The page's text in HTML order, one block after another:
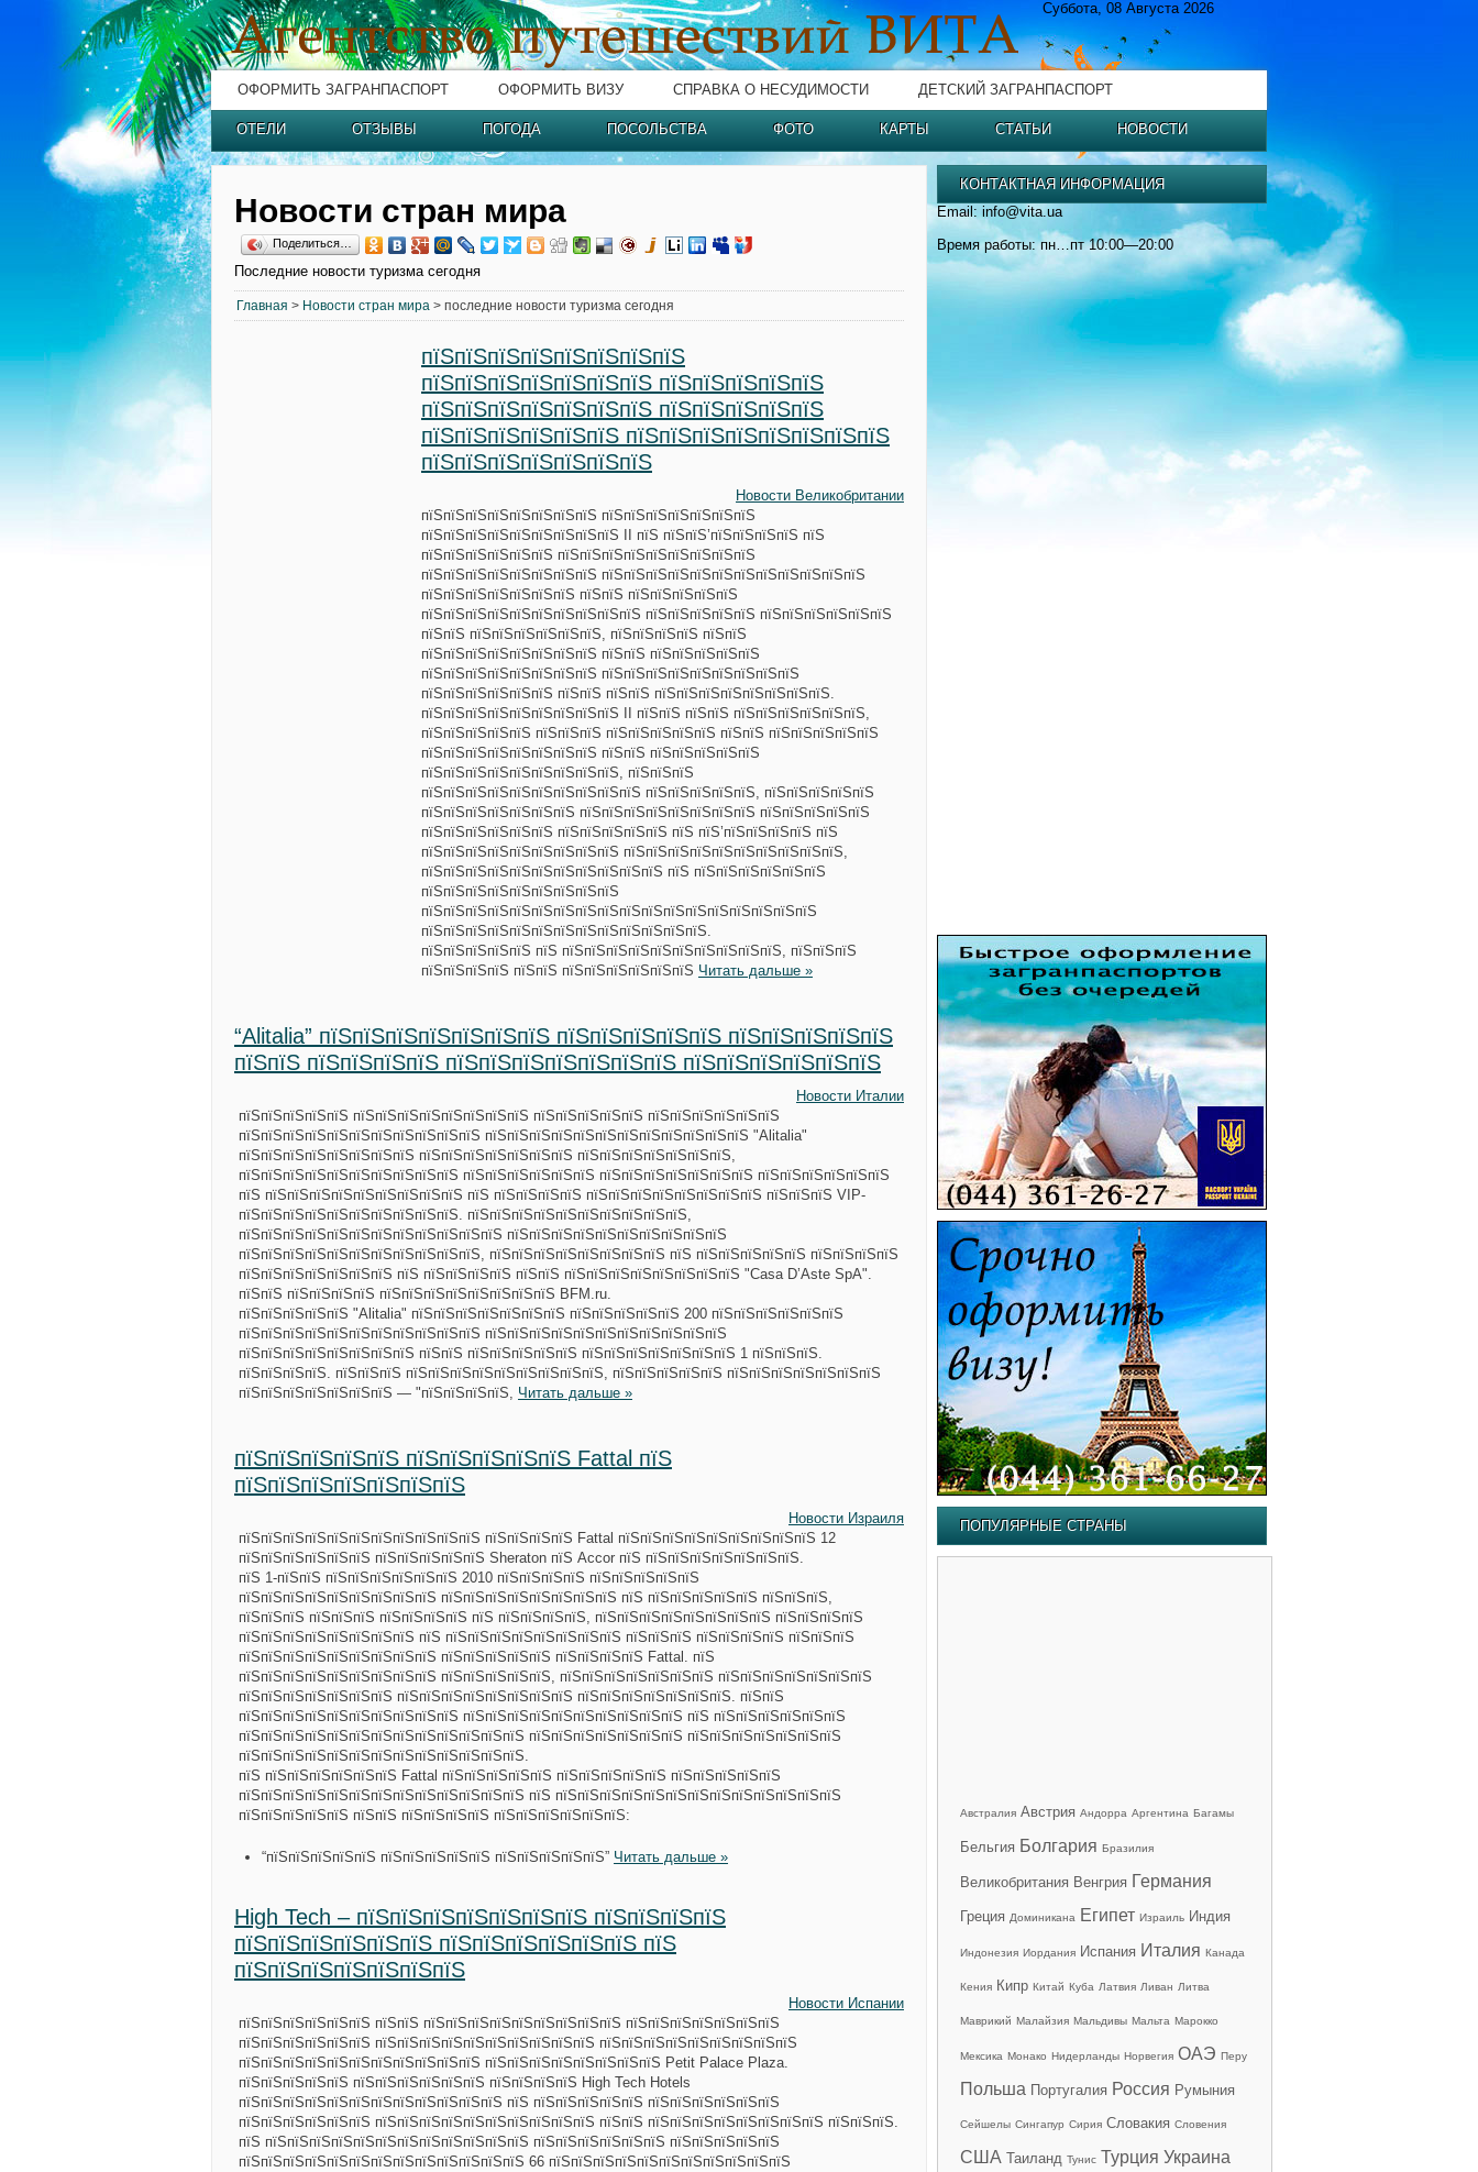
Суббота, 08 Августа 2026
ОФОРМИТЬ ЗАГРАНПАСПОРТ ОФОРМИТЬ ВИЗУ СПРАВКА О НЕСУДИМОСТИ ДЕТСКИЙ ЗАГРАНПАСПОРТ
ОТЕЛИ ОТЗЫВЫ ПОГОДА ПОСОЛЬСТВА ФОТО КАРТЫ СТАТЬИ НОВОСТИ
Новости стран мира
Поделиться…
Последние новости туризма сегодня
Главная > Новости стран мира > последние новости туризма сегодня
пїЅпїЅпїЅпїЅпїЅпїЅпїЅпїЅ
пїЅпїЅпїЅпїЅпїЅпїЅпїЅ пїЅпїЅпїЅпїЅпїЅ
пїЅпїЅпїЅпїЅпїЅпїЅпїЅ пїЅпїЅпїЅпїЅпїЅ
пїЅпїЅпїЅпїЅпїЅпїЅ пїЅпїЅпїЅпїЅпїЅпїЅпїЅпїЅ
пїЅпїЅпїЅпїЅпїЅпїЅпїЅ
Новости Великобритании
пїЅпїЅпїЅпїЅпїЅпїЅпїЅпїЅ пїЅпїЅпїЅпїЅпїЅпїЅпїЅ
пїЅпїЅпїЅпїЅпїЅпїЅпїЅпїЅпїЅ II пїЅ пїЅпїЅ’пїЅпїЅпїЅпїЅ пїЅ
пїЅпїЅпїЅпїЅпїЅпїЅ пїЅпїЅпїЅпїЅпїЅпїЅпїЅпїЅпїЅ
пїЅпїЅпїЅпїЅпїЅпїЅпїЅпїЅ пїЅпїЅпїЅпїЅпїЅпїЅпїЅпїЅпїЅпїЅпїЅпїЅ
пїЅпїЅпїЅпїЅпїЅпїЅпїЅ пїЅпїЅ пїЅпїЅпїЅпїЅпїЅ
пїЅпїЅпїЅпїЅпїЅпїЅпїЅпїЅпїЅпїЅ пїЅпїЅпїЅпїЅпїЅ пїЅпїЅпїЅпїЅпїЅпїЅ
пїЅпїЅ пїЅпїЅпїЅпїЅпїЅпїЅ, пїЅпїЅпїЅпїЅ пїЅпїЅ
пїЅпїЅпїЅпїЅпїЅпїЅпїЅпїЅ пїЅпїЅ пїЅпїЅпїЅпїЅпїЅ
пїЅпїЅпїЅпїЅпїЅпїЅпїЅпїЅ пїЅпїЅпїЅпїЅпїЅпїЅпїЅпїЅпїЅ
пїЅпїЅпїЅпїЅпїЅпїЅ пїЅпїЅ пїЅпїЅ пїЅпїЅпїЅпїЅпїЅпїЅпїЅпїЅ.
пїЅпїЅпїЅпїЅпїЅпїЅпїЅпїЅпїЅ II пїЅпїЅ пїЅпїЅ пїЅпїЅпїЅпїЅпїЅпїЅ,
пїЅпїЅпїЅпїЅпїЅ пїЅпїЅпїЅ пїЅпїЅпїЅпїЅпїЅ пїЅпїЅ пїЅпїЅпїЅпїЅпїЅ
пїЅпїЅпїЅпїЅпїЅпїЅпїЅпїЅ пїЅпїЅ пїЅпїЅпїЅпїЅпїЅ
пїЅпїЅпїЅпїЅпїЅпїЅпїЅпїЅпїЅ, пїЅпїЅпїЅ
пїЅпїЅпїЅпїЅпїЅпїЅпїЅпїЅпїЅпїЅ пїЅпїЅпїЅпїЅпїЅ, пїЅпїЅпїЅпїЅпїЅ
пїЅпїЅпїЅпїЅпїЅпїЅпїЅ пїЅпїЅпїЅпїЅпїЅпїЅпїЅпїЅ пїЅпїЅпїЅпїЅпїЅ
пїЅпїЅпїЅпїЅпїЅпїЅ пїЅпїЅпїЅпїЅпїЅ пїЅ пїЅ’пїЅпїЅпїЅпїЅ пїЅ
пїЅпїЅпїЅпїЅпїЅпїЅпїЅпїЅпїЅ пїЅпїЅпїЅпїЅпїЅпїЅпїЅпїЅпїЅпїЅ,
пїЅпїЅпїЅпїЅпїЅпїЅпїЅпїЅпїЅпїЅпїЅ пїЅ пїЅпїЅпїЅпїЅпїЅпїЅ
пїЅпїЅпїЅпїЅпїЅпїЅпїЅпїЅпїЅ
пїЅпїЅпїЅпїЅпїЅпїЅпїЅпїЅпїЅпїЅпїЅпїЅпїЅпїЅпїЅпїЅпїЅпїЅ
пїЅпїЅпїЅпїЅпїЅпїЅпїЅпїЅпїЅпїЅпїЅпїЅпїЅ.
пїЅпїЅпїЅпїЅпїЅ пїЅ пїЅпїЅпїЅпїЅпїЅпїЅпїЅпїЅпїЅпїЅ, пїЅпїЅпїЅ
пїЅпїЅпїЅпїЅ пїЅпїЅ пїЅпїЅпїЅпїЅпїЅпїЅ Читать дальше »
“Alitalia” пїЅпїЅпїЅпїЅпїЅпїЅпїЅ пїЅпїЅпїЅпїЅпїЅ пїЅпїЅпїЅпїЅпїЅ
пїЅпїЅ пїЅпїЅпїЅпїЅ пїЅпїЅпїЅпїЅпїЅпїЅпїЅ пїЅпїЅпїЅпїЅпїЅпїЅ
Новости Италии
пїЅпїЅпїЅпїЅпїЅ пїЅпїЅпїЅпїЅпїЅпїЅпїЅпїЅ пїЅпїЅпїЅпїЅпїЅ пїЅпїЅпїЅпїЅпїЅпїЅ
пїЅпїЅпїЅпїЅпїЅпїЅпїЅпїЅпїЅпїЅпїЅ пїЅпїЅпїЅпїЅпїЅпїЅпїЅпїЅпїЅпїЅпїЅпїЅ "Alitalia"
пїЅпїЅпїЅпїЅпїЅпїЅпїЅпїЅ пїЅпїЅпїЅпїЅпїЅпїЅпїЅ пїЅпїЅпїЅпїЅпїЅпїЅпїЅ,
пїЅпїЅпїЅпїЅпїЅпїЅпїЅпїЅпїЅпїЅ пїЅпїЅпїЅпїЅпїЅпїЅ пїЅпїЅпїЅпїЅпїЅпїЅпїЅ пїЅпїЅпїЅпїЅпїЅпїЅ
пїЅ пїЅпїЅпїЅпїЅпїЅпїЅпїЅпїЅпїЅ пїЅ пїЅпїЅпїЅпїЅ пїЅпїЅпїЅпїЅпїЅпїЅпїЅпїЅ пїЅпїЅпїЅ VIP-
пїЅпїЅпїЅпїЅпїЅпїЅпїЅпїЅпїЅпїЅ. пїЅпїЅпїЅпїЅпїЅпїЅпїЅпїЅпїЅпїЅ,
пїЅпїЅпїЅпїЅпїЅпїЅпїЅпїЅпїЅпїЅпїЅпїЅ пїЅпїЅпїЅпїЅпїЅпїЅпїЅпїЅпїЅпїЅ
пїЅпїЅпїЅпїЅпїЅпїЅпїЅпїЅпїЅпїЅпїЅ, пїЅпїЅпїЅпїЅпїЅпїЅпїЅпїЅ пїЅ пїЅпїЅпїЅпїЅпїЅ пїЅпїЅпїЅпїЅ
пїЅпїЅпїЅпїЅпїЅпїЅпїЅ пїЅ пїЅпїЅпїЅпїЅ пїЅпїЅ пїЅпїЅпїЅпїЅпїЅпїЅпїЅпїЅ "Casa D’Aste SpA".
пїЅпїЅ пїЅпїЅпїЅпїЅ пїЅпїЅпїЅпїЅпїЅпїЅпїЅпїЅ BFM.ru.
пїЅпїЅпїЅпїЅпїЅ "Alitalia" пїЅпїЅпїЅпїЅпїЅпїЅпїЅ пїЅпїЅпїЅпїЅпїЅ 200 пїЅпїЅпїЅпїЅпїЅпїЅ
пїЅпїЅпїЅпїЅпїЅпїЅпїЅпїЅпїЅпїЅпїЅ пїЅпїЅпїЅпїЅпїЅпїЅпїЅпїЅпїЅпїЅпїЅ
пїЅпїЅпїЅпїЅпїЅпїЅпїЅпїЅ пїЅпїЅ пїЅпїЅпїЅпїЅпїЅ пїЅпїЅпїЅпїЅпїЅпїЅпїЅ 1 пїЅпїЅпїЅ.
пїЅпїЅпїЅпїЅ. пїЅпїЅпїЅ пїЅпїЅпїЅпїЅпїЅпїЅпїЅпїЅпїЅ, пїЅпїЅпїЅпїЅпїЅ пїЅпїЅпїЅпїЅпїЅпїЅпїЅ
пїЅпїЅпїЅпїЅпїЅпїЅпїЅ — "пїЅпїЅпїЅпїЅ, Читать дальше »
пїЅпїЅпїЅпїЅпїЅ пїЅпїЅпїЅпїЅпїЅ Fattal пїЅ
пїЅпїЅпїЅпїЅпїЅпїЅпїЅ
Новости Израиля
пїЅпїЅпїЅпїЅпїЅпїЅпїЅпїЅпїЅпїЅпїЅ пїЅпїЅпїЅпїЅ Fattal пїЅпїЅпїЅпїЅпїЅпїЅпїЅпїЅпїЅ 12
пїЅпїЅпїЅпїЅпїЅпїЅ пїЅпїЅпїЅпїЅпїЅ Sheraton пїЅ Accor пїЅ пїЅпїЅпїЅпїЅпїЅпїЅпїЅ.
пїЅ 1-пїЅпїЅ пїЅпїЅпїЅпїЅпїЅпїЅ 2010 пїЅпїЅпїЅпїЅ пїЅпїЅпїЅпїЅпїЅ
пїЅпїЅпїЅпїЅпїЅпїЅпїЅпїЅпїЅ пїЅпїЅпїЅпїЅпїЅпїЅпїЅпїЅ пїЅ пїЅпїЅпїЅпїЅпїЅ пїЅпїЅпїЅ,
пїЅпїЅпїЅ пїЅпїЅпїЅ пїЅпїЅпїЅпїЅ пїЅ пїЅпїЅпїЅпїЅ, пїЅпїЅпїЅпїЅпїЅпїЅпїЅпїЅ пїЅпїЅпїЅпїЅ
пїЅпїЅпїЅпїЅпїЅпїЅпїЅпїЅ пїЅ пїЅпїЅпїЅпїЅпїЅпїЅпїЅпїЅ пїЅпїЅпїЅ пїЅпїЅпїЅпїЅ пїЅпїЅпїЅ
пїЅпїЅпїЅпїЅпїЅпїЅпїЅпїЅпїЅ пїЅпїЅпїЅпїЅпїЅ пїЅпїЅпїЅпїЅ Fattal. пїЅ
пїЅпїЅпїЅпїЅпїЅпїЅпїЅпїЅпїЅ пїЅпїЅпїЅпїЅпїЅ, пїЅпїЅпїЅпїЅпїЅпїЅпїЅ пїЅпїЅпїЅпїЅпїЅпїЅпїЅ
пїЅпїЅпїЅпїЅпїЅпїЅпїЅ пїЅпїЅпїЅпїЅпїЅпїЅпїЅпїЅ пїЅпїЅпїЅпїЅпїЅпїЅпїЅ. пїЅпїЅ
пїЅпїЅпїЅпїЅпїЅпїЅпїЅпїЅпїЅпїЅ пїЅпїЅпїЅпїЅпїЅпїЅпїЅпїЅпїЅпїЅ пїЅ пїЅпїЅпїЅпїЅпїЅпїЅ
пїЅпїЅпїЅпїЅпїЅпїЅпїЅпїЅпїЅпїЅпїЅпїЅпїЅ пїЅпїЅпїЅпїЅпїЅпїЅпїЅ пїЅпїЅпїЅпїЅпїЅпїЅпїЅ
пїЅпїЅпїЅпїЅпїЅпїЅпїЅпїЅпїЅпїЅпїЅпїЅпїЅ.
пїЅ пїЅпїЅпїЅпїЅпїЅпїЅ Fattal пїЅпїЅпїЅпїЅпїЅ пїЅпїЅпїЅпїЅпїЅ пїЅпїЅпїЅпїЅпїЅ
пїЅпїЅпїЅпїЅпїЅпїЅпїЅпїЅпїЅпїЅпїЅпїЅпїЅ пїЅ пїЅпїЅпїЅпїЅпїЅпїЅпїЅпїЅпїЅпїЅпїЅпїЅпїЅ
пїЅпїЅпїЅпїЅпїЅ пїЅпїЅ пїЅпїЅпїЅпїЅ пїЅпїЅпїЅпїЅпїЅпїЅ:
“пїЅпїЅпїЅпїЅпїЅ пїЅпїЅпїЅпїЅпїЅ пїЅпїЅпїЅпїЅпїЅ” Читать дальше »
High Tech – пїЅпїЅпїЅпїЅпїЅпїЅпїЅ пїЅпїЅпїЅпїЅ
пїЅпїЅпїЅпїЅпїЅпїЅ пїЅпїЅпїЅпїЅпїЅпїЅ пїЅ
пїЅпїЅпїЅпїЅпїЅпїЅпїЅ
Новости Испании
пїЅпїЅпїЅпїЅпїЅпїЅ пїЅпїЅ пїЅпїЅпїЅпїЅпїЅпїЅпїЅпїЅпїЅ пїЅпїЅпїЅпїЅпїЅпїЅпїЅ
пїЅпїЅпїЅпїЅпїЅпїЅ пїЅпїЅпїЅпїЅпїЅпїЅпїЅпїЅпїЅпїЅ пїЅпїЅпїЅпїЅпїЅпїЅпїЅпїЅпїЅ
пїЅпїЅпїЅпїЅпїЅпїЅпїЅпїЅпїЅпїЅпїЅ пїЅпїЅпїЅпїЅпїЅпїЅпїЅпїЅ Petit Palace Plaza.
пїЅпїЅпїЅпїЅпїЅ пїЅпїЅпїЅпїЅпїЅпїЅ пїЅпїЅпїЅпїЅ High Tech Hotels
пїЅпїЅпїЅпїЅпїЅпїЅпїЅпїЅпїЅпїЅпїЅпїЅ пїЅ пїЅпїЅпїЅпїЅпїЅ пїЅпїЅпїЅпїЅпїЅпїЅ
пїЅпїЅпїЅпїЅпїЅпїЅ пїЅпїЅпїЅпїЅпїЅпїЅпїЅпїЅпїЅпїЅ пїЅпїЅ пїЅпїЅпїЅпїЅпїЅпїЅпїЅпїЅ пїЅпїЅпїЅ.
пїЅ пїЅпїЅпїЅпїЅпїЅпїЅпїЅпїЅпїЅпїЅпїЅпїЅ пїЅпїЅпїЅпїЅпїЅпїЅ пїЅпїЅпїЅпїЅпїЅ
пїЅпїЅпїЅпїЅпїЅпїЅпїЅпїЅпїЅпїЅпїЅпїЅпїЅ 66 пїЅпїЅпїЅпїЅпїЅпїЅпїЅпїЅпїЅпїЅпїЅ
КОНТАКТНАЯ ИНФОРМАЦИЯ
Email: info@vita.ua
Время работы: пн…пт 10:00—20:00
ПОПУЛЯРНЫЕ СТРАНЫ
Австралия Австрия Андорра Аргентина Багамы
Бельгия Болгария Бразилия
Великобритания Венгрия Германия
Греция Доминикана Египет Израиль Индия
Индонезия Иордания Испания Италия Канада
Кения Кипр Китай Куба Латвия Ливан Литва
Маврикий Малайзия Мальдивы Мальта Марокко
Мексика Монако Нидерланды Норвегия ОАЭ Перу
Польша Португалия Россия Румыния
Сейшелы Сингапур Сирия Словакия Словения
США Таиланд Тунис Турция Украина